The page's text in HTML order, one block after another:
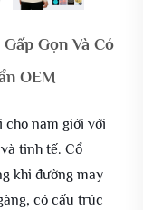
Gọn Và Có
OEM
cho nam giới với
tinh tế. Cổ
khi đường may
có cấu trúc